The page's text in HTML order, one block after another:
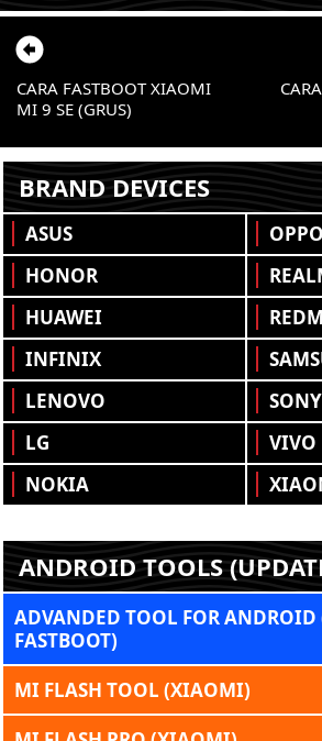
CARA FASTBOOT XIAOMI
MI 9 SE (GRUS)
BRAND DEVICES
ASUS
HONOR
HUAWEI
INFINIX
LENOVO
LG
NOKIA
OPPO
SONY
VIVO
ANDROID TOOLS
ADVANDED TOOL FOR
FASTBOOT)
MI FLASH TOOL (XIAOMI)